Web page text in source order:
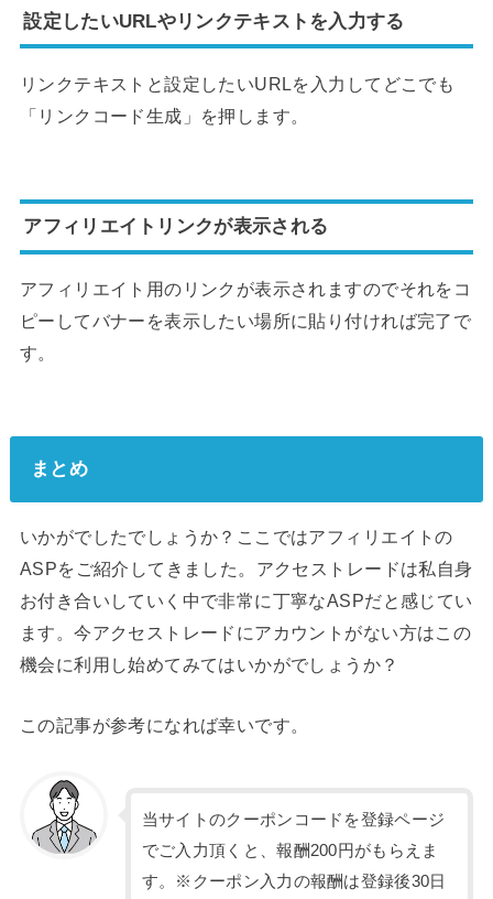
設定したいURLやリンクテキストを入力する
リンクテキストと設定したいURLを入力してどこでも
「リンクコード生成」を押します。
アフィリエイトリンクが表示される
アフィリエイト用のリンクが表示されますのでそれをコ
ピーしてバナーを表示したい場所に貼り付ければ完了で
す。
まとめ
いかがでしたでしょうか？ここではアフィリエイトの
ASPをご紹介してきました。アクセストレードは私自身
お付き合いしていく中で非常に丁寧なASPだと感じてい
ます。今アクセストレードにアカウントがない方はこの
機会に利用し始めてみてはいかがでしょうか？
この記事が参考になれば幸いです。
当サイトのクーポンコードを登録ページ
でご入力頂くと、報酬200円がもらえま
す。※クーポン入力の報酬は登録後30日